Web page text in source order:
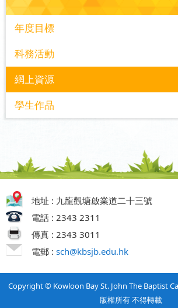
年度目標
科務活動
網上資源
學生作品
地址 : 九龍觀塘啟業道二十三號
電話 : 2343 2311
傳真 : 2343 3011
電郵 : sch@kbsjb.edu.hk
Copyright © Kowloon Bay St. John The Baptist
版權所有 不得轉載